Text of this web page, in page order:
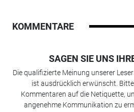
KOMMENTARE
SAGEN SIE UNS
Die qualifizierte Meinung unserer
ist ausdrücklich erwünscht.
Kommentaren auf die Netiquette,
angenehme Kommunikation zu